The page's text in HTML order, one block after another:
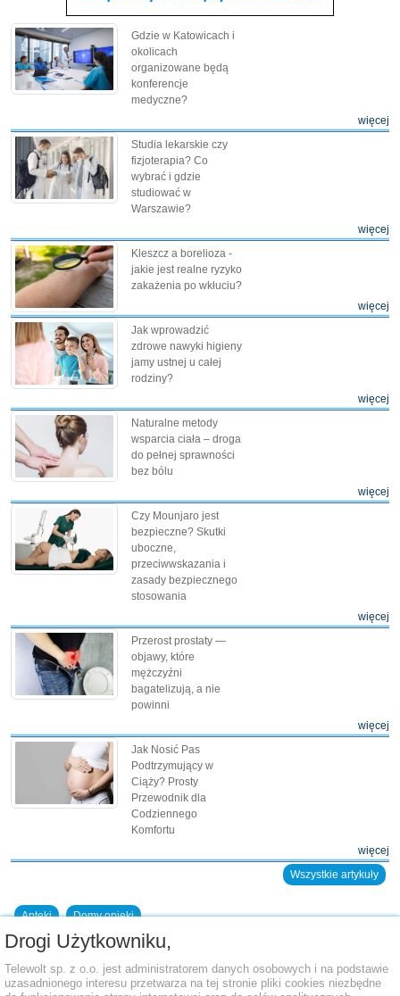
Gdzie w Katowicach i
okolicach
organizowane będą
konferencje
medyczne?
więcej
Studia lekarskie czy
fizjoterapia? Co
wybrać i gdzie
studiować w
Warszawie?
więcej
Kleszcz a borelioza -
jakie jest realne ryzyko
zakażenia po wkłuciu?
więcej
Jak wprowadzić
zdrowe nawyki higieny
jamy ustnej u całej
rodziny?
więcej
Naturalne metody
wsparcia ciała – droga
do pełnej sprawności
bez bólu
więcej
Czy Mounjaro jest
bezpieczne? Skutki
uboczne,
przeciwwskazania i
zasady bezpiecznego
stosowania
więcej
Przerost prostaty —
objawy, które
mężczyźni
bagatelizują, a nie
powinni
więcej
Jak Nosić Pas
Podtrzymujący w
Ciąży? Prosty
Przewodnik dla
Codziennego
Komfortu
więcej
Wszystkie artykuły
Apteki Domy opieki
Dodaj placówkę do bazy
Drogi Użytkowniku,
Telewolt sp. z o.o. jest administratorem danych osobowych i na podstawie
uzasadnionego interesu przetwarza na tej stronie pliki cookies niezbędne